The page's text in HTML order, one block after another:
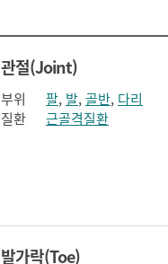
관절(Joint)
부위 팔, 발,골반, 다리
질환
근골격질환
발가락(Toe)